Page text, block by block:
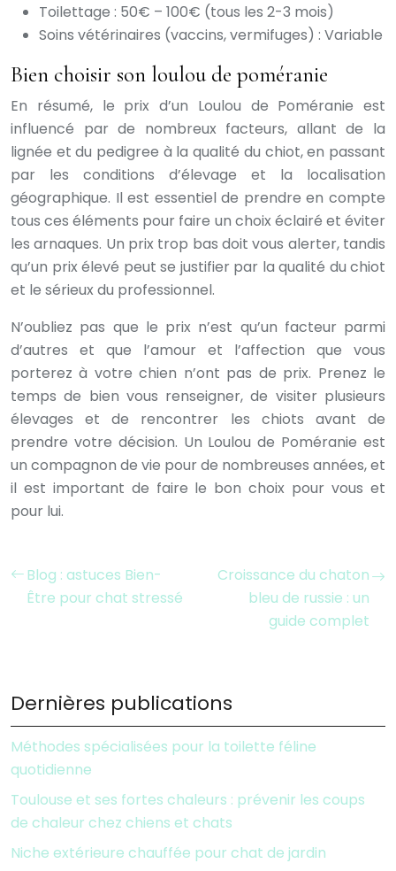
Toilettage : 50€ – 100€ (tous les 2-3 mois)
Soins vétérinaires (vaccins, vermifuges) : Variable
Bien choisir son loulou de poméranie
En résumé, le prix d’un Loulou de Poméranie est
influencé par de nombreux facteurs, allant de la
lignée et du pedigree à la qualité du chiot, en passant
par les conditions d’élevage et la localisation
géographique. Il est essentiel de prendre en compte
tous ces éléments pour faire un choix éclairé et éviter
les arnaques. Un prix trop bas doit vous alerter, tandis
qu’un prix élevé peut se justifier par la qualité du chiot
et le sérieux du professionnel.
N’oubliez pas que le prix n’est qu’un facteur parmi
d’autres et que l’amour et l’affection que vous
porterez à votre chien n’ont pas de prix. Prenez le
temps de bien vous renseigner, de visiter plusieurs
élevages et de rencontrer les chiots avant de
prendre votre décision. Un Loulou de Poméranie est
un compagnon de vie pour de nombreuses années, et
il est important de faire le bon choix pour vous et
pour lui.
Blog : astuces Bien-
Être pour chat stressé
Croissance du chaton
bleu de russie : un
guide complet
Dernières publications
Méthodes spécialisées pour la toilette féline
quotidienne
Toulouse et ses fortes chaleurs : prévenir les coups
de chaleur chez chiens et chats
Niche extérieure chauffée pour chat de jardin